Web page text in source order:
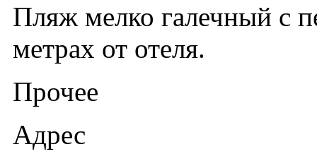
Пляж мелко галечный с
метрах от отеля.
Прочее
Адрес